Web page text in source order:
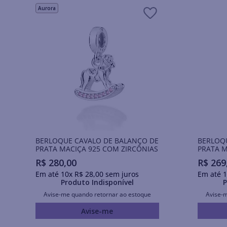
Aurora
BERLOQUE CAVALO DE BALANÇO DE
PRATA MACIÇA 925 COM ZIRCÔNIAS
R$ 280,00
Em até 10x R$ 28,00sem juros
Produto Indisponível
Avise-me quando retornar ao estoque
Avise-me
PRATA
DE
R$ 269
Em até
Avise-